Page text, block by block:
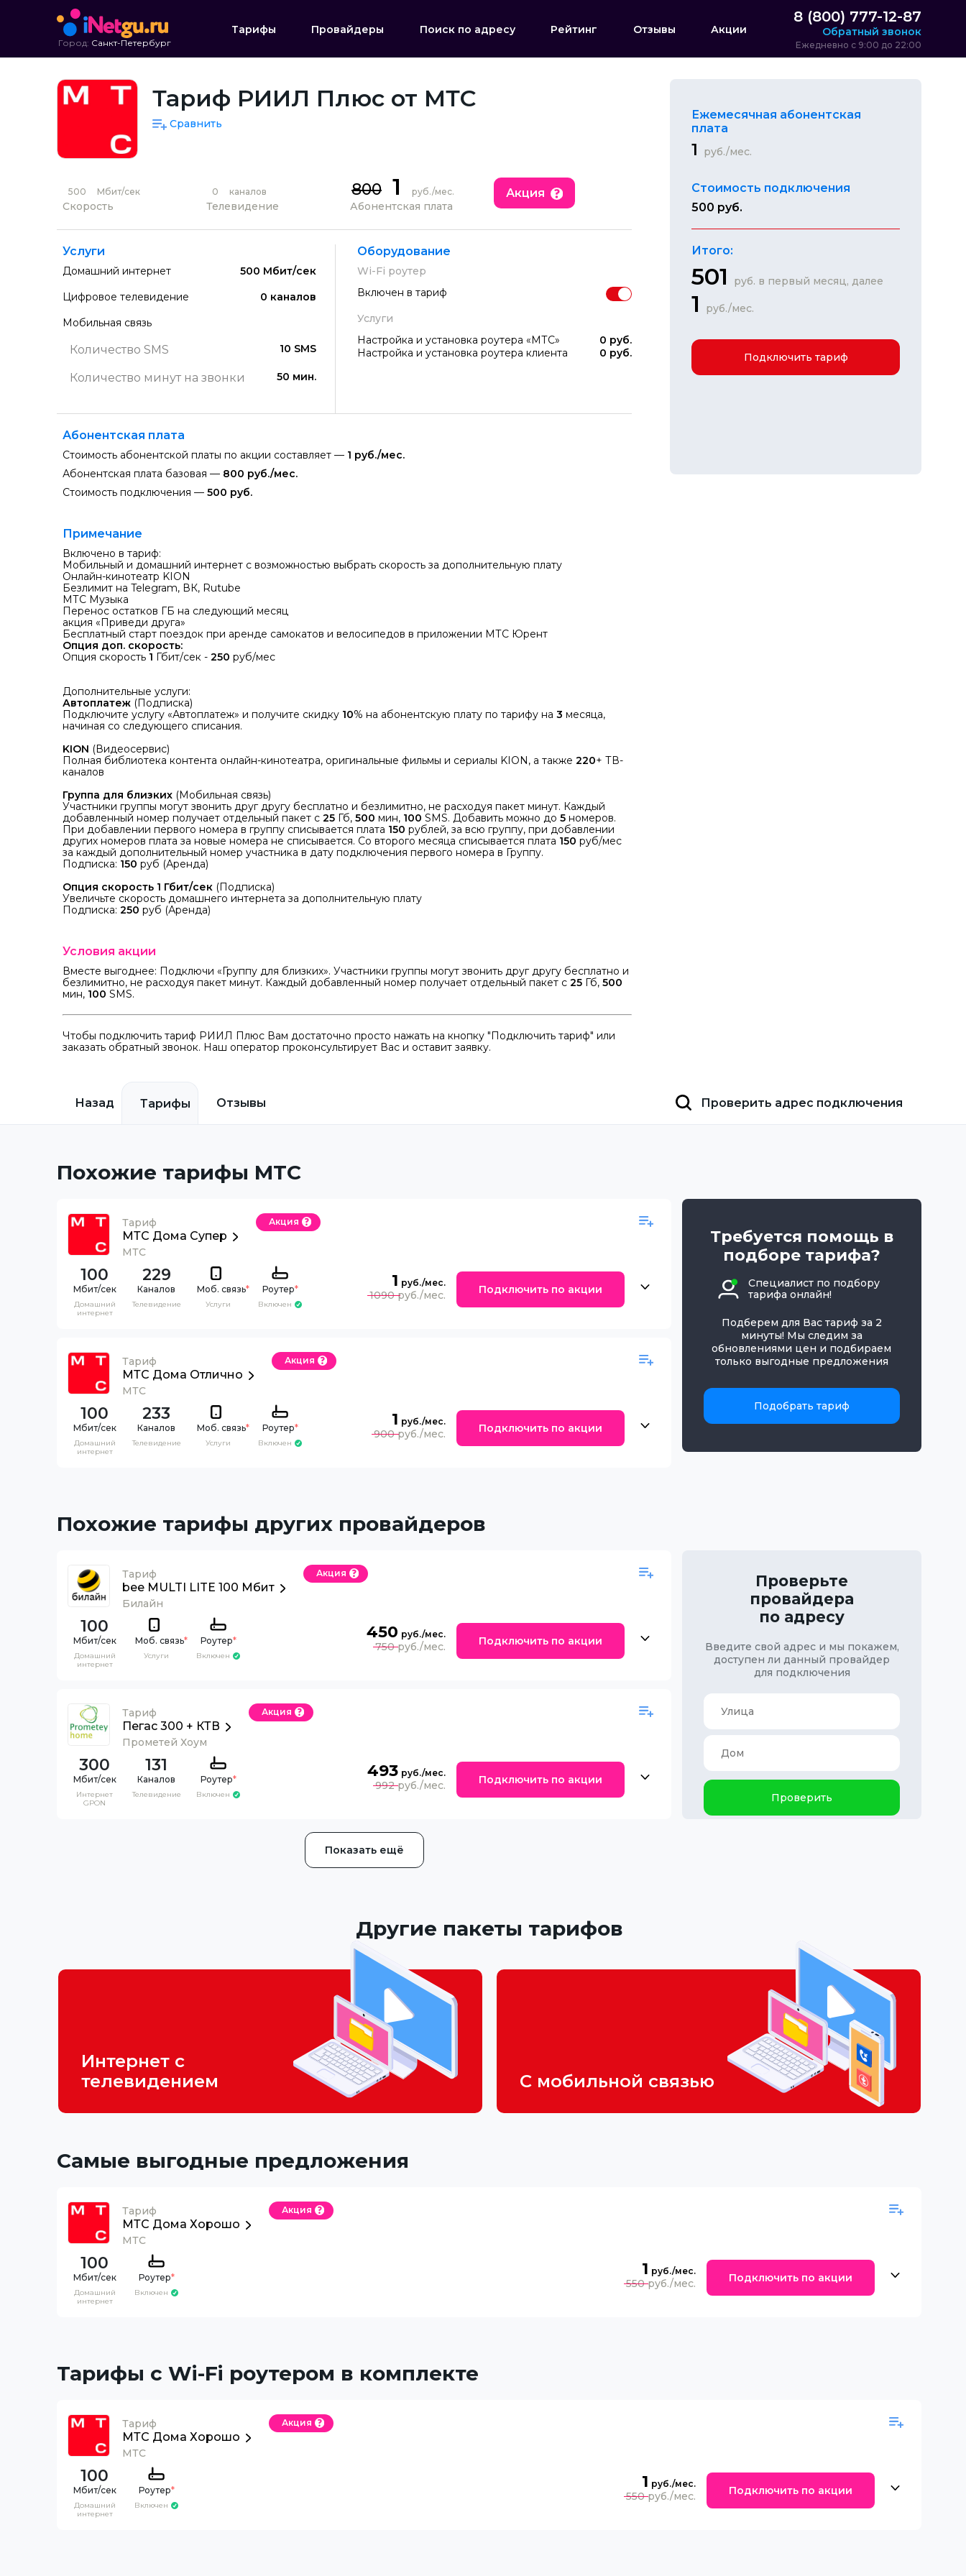
Город: Санкт-Петербург
Тарифы Провайдеры Поиск по адресу Рейтинг Отзывы Акции
8 (800) 777-12-87
Обратный звонок
Ежедневно с 9:00 до 22:00
Тариф РИИЛ Плюс от МТС
Сравнить
500 Мбит/сек
Скорость
0 каналов
Телевидение
800 1 руб./мес.
Абонентская плата
Акция
Услуги
Домашний интернет
500 Мбит/сек
Цифровое телевидение
0 каналов
Мобильная связь
Количество SMS 10 SMS
Количество минут на звонки 50 мин.
Оборудование
Wi-Fi роутер
Включен в тариф
Услуги
Настройка и установка роутера «МТС»
0 руб.
Настройка и установка роутера клиента
0 руб.
Абонентская плата
Стоимость абонентской платы по акции составляет — 1 руб./мес.
Абонентская плата базовая — 800 руб./мес.
Стоимость подключения — 500 руб.
Примечание
Включено в тариф:
Мобильный и домашний интернет с возможностью выбрать скорость за дополнительную плату
Онлайн-кинотеатр KION
Безлимит на Telegram, ВК, Rutube
МТС Музыка
Перенос остатков ГБ на следующий месяц
акция «Приведи друга»
Бесплатный старт поездок при аренде самокатов и велосипедов в приложении МТС Юрент
Опция доп. скорость:
Опция скорость 1 Гбит/сек - 250 руб/мес
Дополнительные услуги:
Автоплатеж (Подписка)
Подключите услугу «Автоплатеж» и получите скидку 10% на абонентскую плату по тарифу на 3 месяца,
начиная со следующего списания.
KION (Видеосервис)
Полная библиотека контента онлайн-кинотеатра, оригинальные фильмы и сериалы KION, а также 220+ ТВ-
каналов
Группа для близких (Мобильная связь)
Участники группы могут звонить друг другу бесплатно и безлимитно, не расходуя пакет минут. Каждый
добавленный номер получает отдельный пакет с 25 Гб, 500 мин, 100 SMS. Добавить можно до 5 номеров.
При добавлении первого номера в группу списывается плата 150 рублей, за всю группу, при добавлении
других номеров плата за новые номера не списывается. Со второго месяца списывается плата 150 руб/мес
за каждый дополнительный номер участника в дату подключения первого номера в Группу.
Подписка: 150 руб (Аренда)
Опция скорость 1 Гбит/сек (Подписка)
Увеличьте скорость домашнего интернета за дополнительную плату
Подписка: 250 руб (Аренда)
Условия акции
Вместе выгоднее: Подключи «Группу для близких». Участники группы могут звонить друг другу бесплатно и
безлимитно, не расходуя пакет минут. Каждый добавленный номер получает отдельный пакет с 25 Гб, 500
мин, 100 SMS.
Чтобы подключить тариф РИИЛ Плюс Вам достаточно просто нажать на кнопку "Подключить тариф" или
заказать обратный звонок. Наш оператор проконсультирует Вас и оставит заявку.
Ежемесячная абонентская
плата
1 руб./мес.
Стоимость подключения
500 руб.
Итого:
501 руб. в первый месяц, далее
1 руб./мес.
Подключить тариф
Назад Тарифы Отзывы Проверить адрес подключения
Похожие тарифы МТС
Тариф
МТС Дома Супер
МТС
Акция
100
Домашний
интернет
229
Каналов
Телевидение
Моб. связь*
Услуги
Роутер*
Включен
1
1090 Подключить по акции
Тариф
МТС Дома Отлично
МТС
Акция
100
Домашний
интернет
233
Каналов
Телевидение
Моб. связь*
Услуги
Роутер*
Включен
1
900 Подключить по акции
Требуется помощь в
подборе тарифа?
Специалист по подбору
тарифа онлайн!
Подберем для Вас тариф за 2
минуты! Мы следим за
обновлениями цен и подбираем
только выгодные предложения
Подобрать тариф
Похожие тарифы других провайдеров
Тариф
bee MULTI LITE 100 Мбит
Билайн
Акция
100
Домашний
интернет
Моб. связь*
Услуги
Роутер*
Включен
450
750 Подключить по акции
Тариф
Пегас 300 + КТВ
Прометей Хоум
Акция
300
Интернет
GPON
131
Каналов
Телевидение
Роутер*
Включен
493
992 Подключить по акции
Показать ещё
Проверьте
провайдера
по адресу
Введите свой адрес и мы покажем,
доступен ли данный провайдер
для подключения
Проверить
Другие пакеты тарифов
Интернет с
телевидением
С мобильной связью
Самые выгодные предложения
Тариф
МТС Дома Хорошо
МТС
Акция
100
Домашний
интернет
Роутер*
Включен
1
550 Подключить по акции
Тарифы с Wi-Fi роутером в комплекте
Тариф
МТС Дома Хорошо
МТС
Акция
100
Домашний
интернет
Роутер*
Включен
1
550 Подключить по акции